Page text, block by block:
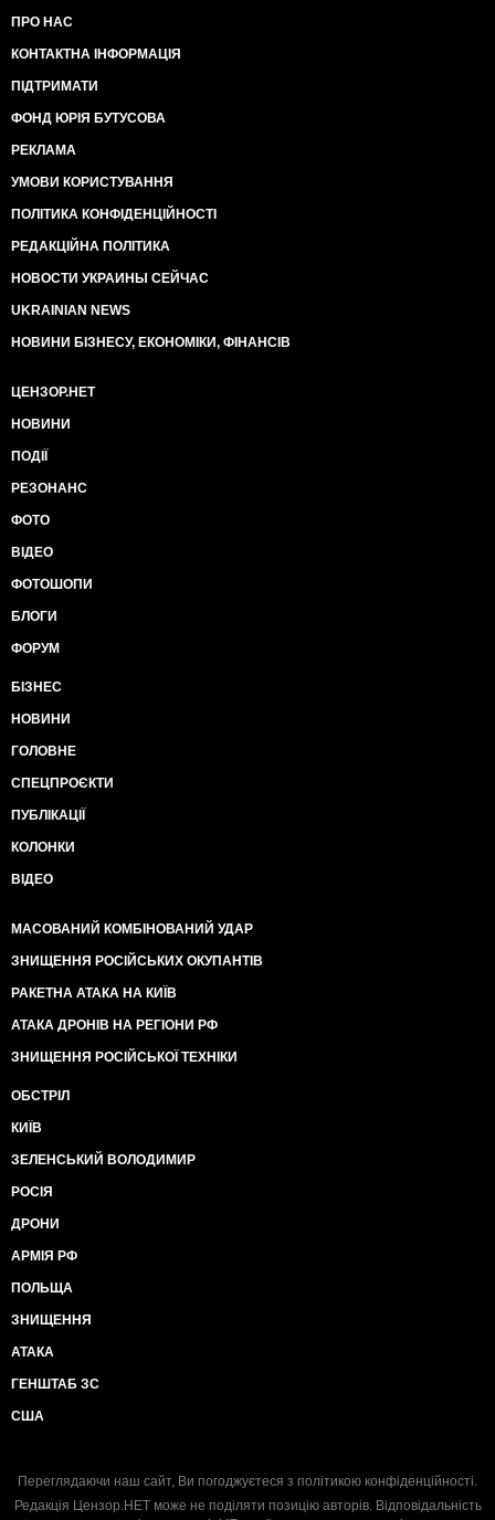
ПРО НАС
КОНТАКТНА ІНФОРМАЦІЯ
ПІДТРИМАТИ
ФОНД ЮРІЯ БУТУСОВА
РЕКЛАМА
УМОВИ КОРИСТУВАННЯ
ПОЛІТИКА КОНФІДЕНЦІЙНОСТІ
РЕДАКЦІЙНА ПОЛІТИКА
НОВОСТИ УКРАИНЫ СЕЙЧАС
UKRAINIAN NEWS
НОВИНИ БІЗНЕСУ, ЕКОНОМІКИ, ФІНАНСІВ
ЦЕНЗОР.НЕТ
НОВИНИ
ПОДІЇ
РЕЗОНАНС
ФОТО
ВІДЕО
ФОТОШОПИ
БЛОГИ
ФОРУМ
БІЗНЕС
НОВИНИ
ГОЛОВНЕ
СПЕЦПРОЄКТИ
ПУБЛІКАЦІЇ
КОЛОНКИ
ВІДЕО
МАСОВАНИЙ КОМБІНОВАНИЙ УДАР
ЗНИЩЕННЯ РОСІЙСЬКИХ ОКУПАНТІВ
РАКЕТНА АТАКА НА КИЇВ
АТАКА ДРОНІВ НА РЕГІОНИ РФ
ЗНИЩЕННЯ РОСІЙСЬКОЇ ТЕХНІКИ
ОБСТРІЛ
КИЇВ
ЗЕЛЕНСЬКИЙ ВОЛОДИМИР
РОСІЯ
ДРОНИ
АРМІЯ РФ
ПОЛЬЩА
ЗНИЩЕННЯ
АТАКА
ГЕНШТАБ ЗС
США
Переглядаючи наш сайт, Ви погоджуєтеся з політикою конфіденційності.
Редакція Цензор.НЕТ може не поділяти позицію авторів. Відповідальність